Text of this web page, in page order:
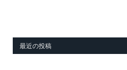
最近の投稿